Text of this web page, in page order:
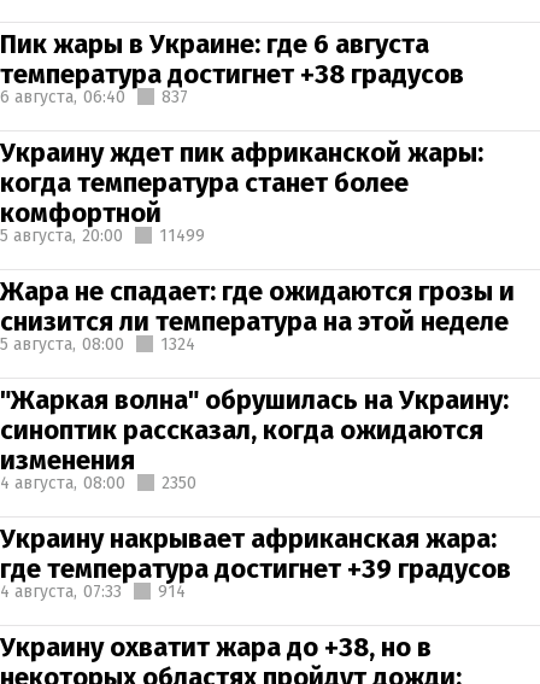
Пик жары в Украине: где 6 августа
температура достигнет +38 градусов
6 августа, 06:40 837
Украину ждет пик африканской жары:
когда температура станет более
комфортной
5 августа, 20:00 11499
Жара не спадает: где ожидаются грозы и
снизится ли температура на этой неделе
5 августа, 08:00 1324
"Жаркая волна" обрушилась на Украину:
синоптик рассказал, когда ожидаются
изменения
4 августа, 08:00 2350
Украину накрывает африканская жара:
где температура достигнет +39 градусов
4 августа, 07:33 914
Украину охватит жара до +38, но в
некоторых областях пройдут дожди: